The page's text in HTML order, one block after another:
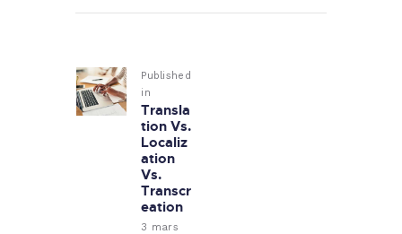
l’articlePublished
in
post:
Transla
tion Vs.
Localiz
ation
Vs.
Transcr
eation
3 mars